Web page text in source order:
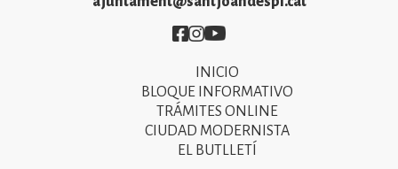
Imatge
Imatge
Imatge
INICIO
BLOQUE INFORMATIVO
TRÁMITES ONLINE
CIUDAD MODERNISTA
EL BUTLLETÍ